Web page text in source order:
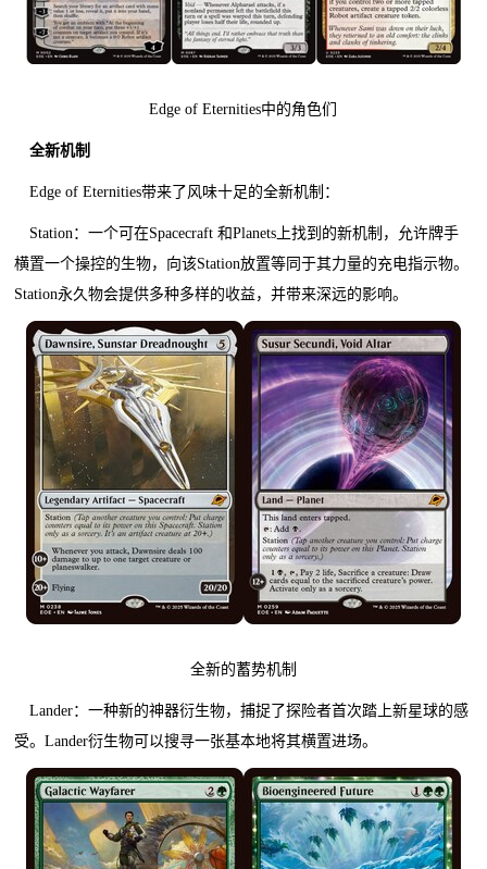
Edge of Eternities中的角色们
全新机制
Edge of Eternities带来了风味十足的全新机制：
Station：一个可在Spacecraft 和Planets上找到的新机制，允许牌手
横置一个操控的生物，向该Station放置等同于其力量的充电指示物。
Station永久物会提供多种多样的收益，并带来深远的影响。
全新的蓄势机制
Lander：一种新的神器衍生物，捕捉了探险者首次踏上新星球的感
受。Lander衍生物可以搜寻一张基本地将其横置进场。